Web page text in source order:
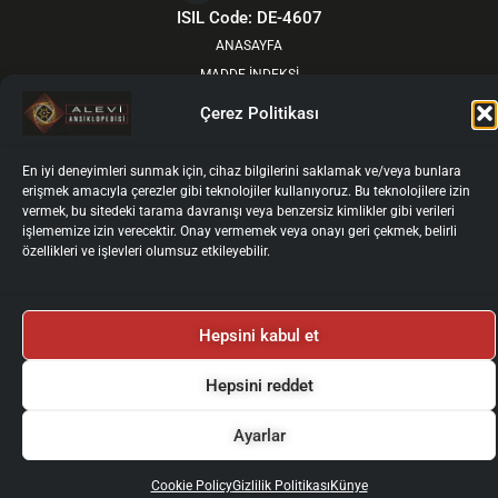
Çerez Politikası
En iyi deneyimleri sunmak için, cihaz bilgilerini saklamak ve/veya bunlara
erişmek amacıyla çerezler gibi teknolojiler kullanıyoruz. Bu teknolojilere izin
vermek, bu sitedeki tarama davranışı veya benzersiz kimlikler gibi verileri
işlememize izin verecektir. Onay vermemek veya onayı geri çekmek, belirli
özellikleri ve işlevleri olumsuz etkileyebilir.
Hepsini kabul et
Hepsini reddet
Ayarlar
Cookie PolicyGizlilik Politikası Künye
e
w
i
t
t
r
t
a
g
r
m
t
e
ISIL Code: DE-4607
ANASAYFA
MADDE İNDEKSİ
YOL ÖNDERLERİNDEN
GÜNCEL
KURULLAR
YAZARLAR İÇİN
YAZAR GİRİŞİ
Kişisel Verilerin İşlenmesi ve Korunması
2025 © Alevi Ansiklopedisi